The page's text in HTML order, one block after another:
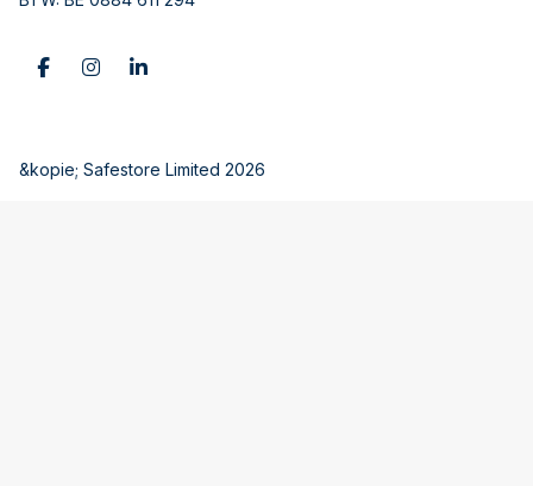
&kopie; Safestore Limited 2026